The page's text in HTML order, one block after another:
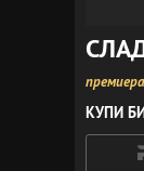
премиера
КУПИ